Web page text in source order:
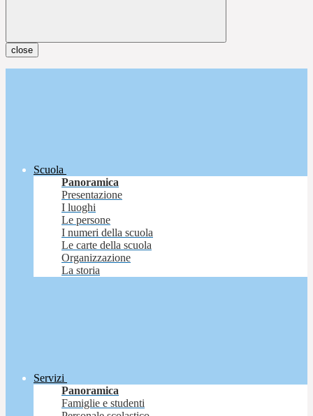
close
Scuola
Panoramica
Presentazione
I luoghi
Le persone
I numeri della scuola
Le carte della scuola
Organizzazione
La storia
Servizi
Panoramica
Famiglie e studenti